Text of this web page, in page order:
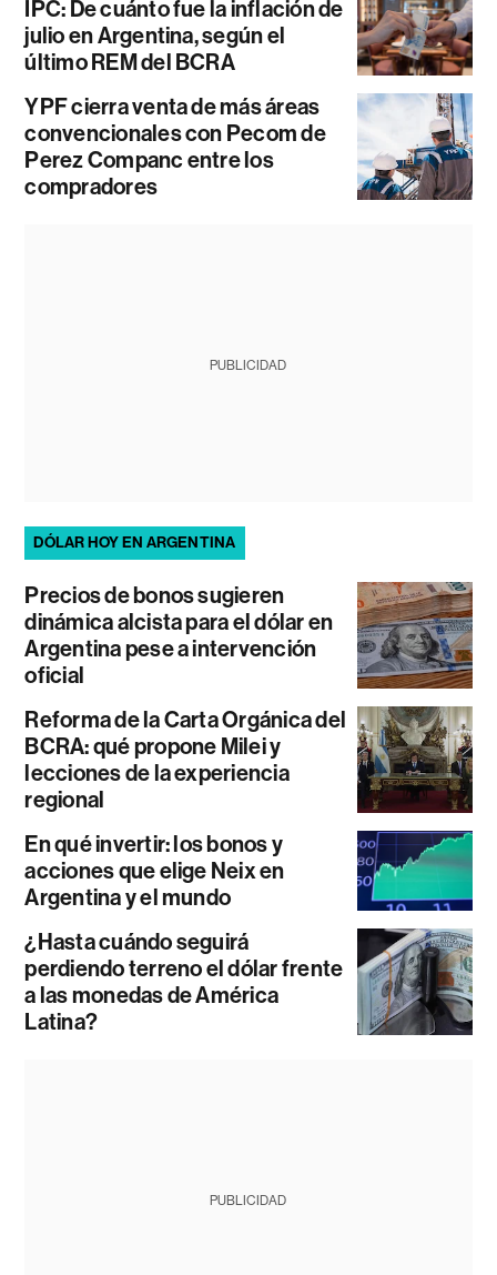
IPC: De cuánto fue la inflación de
julio en Argentina, según el
último REM del BCRA
YPF cierra venta de más áreas
convencionales con Pecom de
Perez Companc entre los
compradores
PUBLICIDAD
DÓLAR HOY EN ARGENTINA
Precios de bonos sugieren
dinámica alcista para el dólar en
Argentina pese a intervención
oficial
Reforma de la Carta Orgánica del
BCRA: qué propone Milei y
lecciones de la experiencia
regional
En qué invertir: los bonos y
acciones que elige Neix en
Argentina y el mundo
¿Hasta cuándo seguirá
perdiendo terreno el dólar frente
a las monedas de América
Latina?
PUBLICIDAD